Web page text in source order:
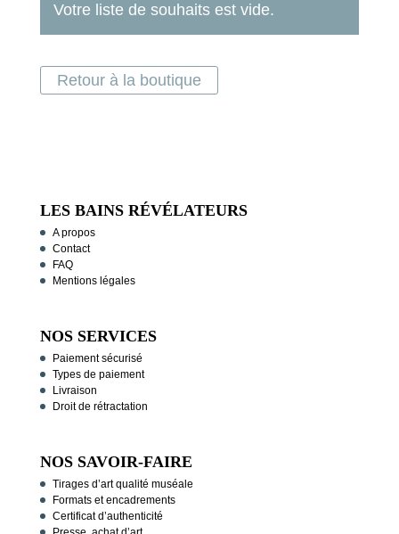
Votre liste de souhaits est vide.
Retour à la boutique
LES BAINS RÉVÉLATEURS
A propos
Contact
FAQ
Mentions légales
NOS SERVICES
Paiement sécurisé
Types de paiement
Livraison
Droit de rétractation
NOS SAVOIR-FAIRE
Tirages d’art qualité muséale
Formats et encadrements
Certificat d’authenticité